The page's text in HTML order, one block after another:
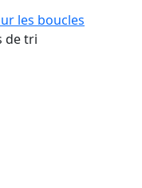
les boucles
de tri